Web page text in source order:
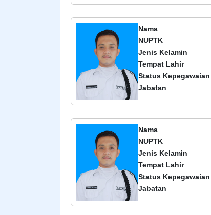
Nama
NUPTK
Jenis Kelamin
Tempat Lahir
Status Kepegawaian
Jabatan
Nama
NUPTK
Jenis Kelamin
Tempat Lahir
Status Kepegawaian
Jabatan